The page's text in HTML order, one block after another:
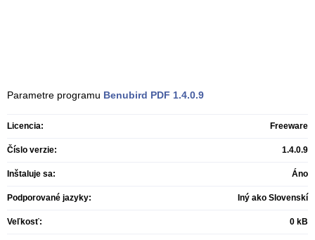
Parametre programu Benubird PDF 1.4.0.9
Licencia: Freeware
Číslo verzie: 1.4.0.9
Inštaluje sa: Áno
Podporované jazyky: Iný ako Slovenskí
Veľkosť: 0 kB